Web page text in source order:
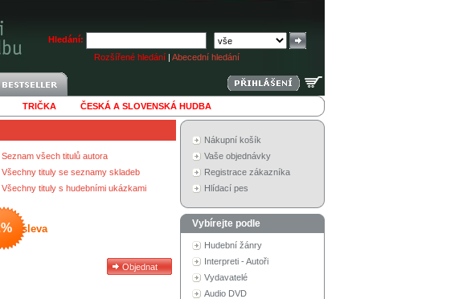
Hledání:
Rozšířené hledání | Abecední hledání
TRIČKA ČESKÁ A SLOVENSKÁ HUDBA
Seznam všech titulů autora
Všechny tituly se seznamy skladeb
Všechny tituly s hudebními ukázkami
sleva
Nákupní košík
Vaše objednávky
Registrace zákazníka
Hlídací pes
Vybírejte podle
Hudební žánry
Interpreti - Autoři
Vydavatelé
Audio DVD